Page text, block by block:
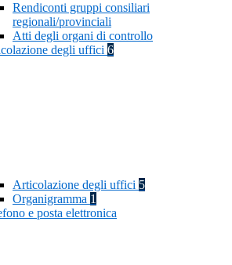
Rendiconti gruppi consiliari
regionali/provinciali
Atti degli organi di controllo
degli uffici 6
Articolazione degli uffici 5
Organigramma 1
e posta elettronica